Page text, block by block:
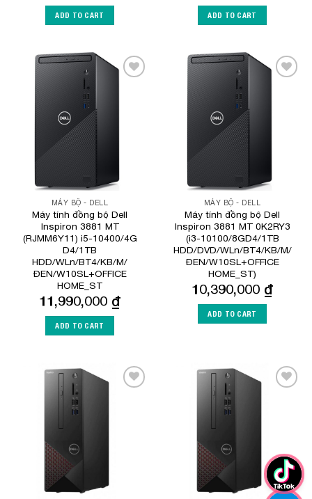
ADD TO CART ADD TO CART
MÁY BỘ - DELL
Máy tính đồng bộ Dell
Inspiron 3881 MT
(RJMM6Y11) i5-10400/4G
D4/1TB
HDD/WLn/BT4/KB/M/
ĐEN/W10SL+OFFICE
HOME_ST
11,990,000 ₫
ADD TO CART
MÁY BỘ - DELL
Máy tính đồng bộ Dell
Inspiron 3881 MT 0K2RY3
(i3-10100/8GD4/1TB
HDD/DVD/WLn/BT4/KB/M/
ĐEN/W10SL+OFFICE
HOME_ST)
10,390,000 ₫
ADD TO CART